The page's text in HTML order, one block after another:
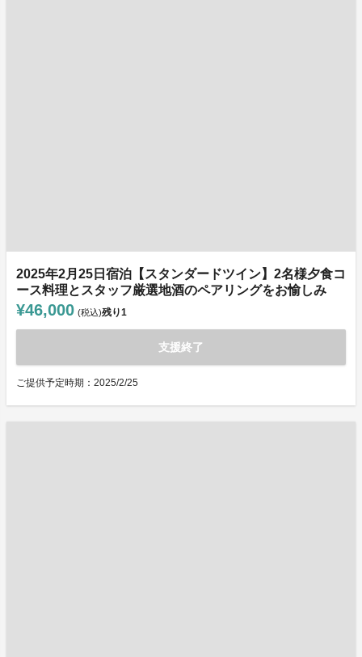
2025年2月25日宿泊【スタンダードツイン】2名様夕食コ
ース料理とスタッフ厳選地酒のペアリングをお愉しみ
¥46,000 (税込)残り1
支援終了
ご提供予定時期：2025/2/25